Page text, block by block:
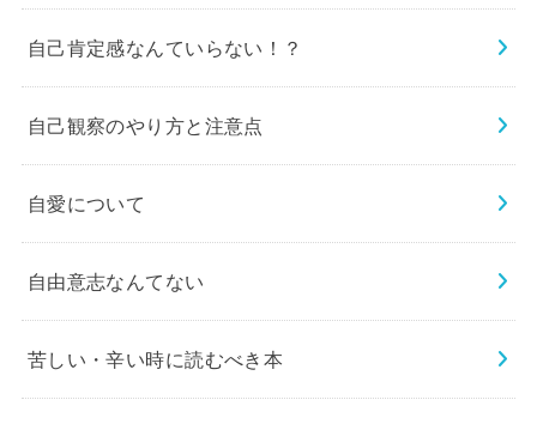
自己肯定感なんていらない！？
自己観察のやり方と注意点
自愛について
自由意志なんてない
苦しい・辛い時に読むべき本